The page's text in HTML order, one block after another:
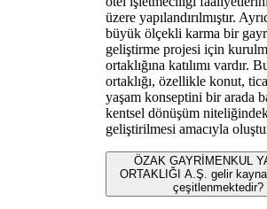
üzere yapılandırılmıştır.
büyük ölçekli karma bir
geliştirme projesi için
ortaklığına katılımı vardır.
ortaklığı, özellikle konut,
yaşam konseptini bir arada
kentsel dönüşüm
geliştirilmesi amacıyla
ÖZAK GAYRİMENKUL
ORTAKLIĞI A.Ş. gelir
çeşitlenmektedir?